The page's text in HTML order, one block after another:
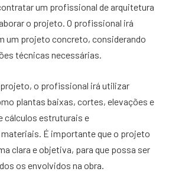
um profissional de arquitetura
o projeto. O profissional irá
um projeto concreto, considerando
técnicas necessárias.
projeto, o profissional irá utilizar
plantas baixas, cortes, elevações e
cálculos estruturais e
É importante que o projeto
clara e objetiva, para que possa ser
os envolvidos na obra.